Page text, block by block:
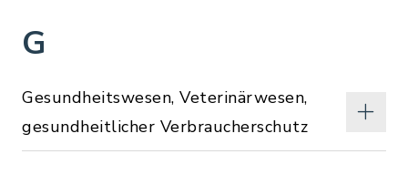
G
Gesundheitswesen, Veterinärwesen,
gesundheitlicher Verbraucherschutz